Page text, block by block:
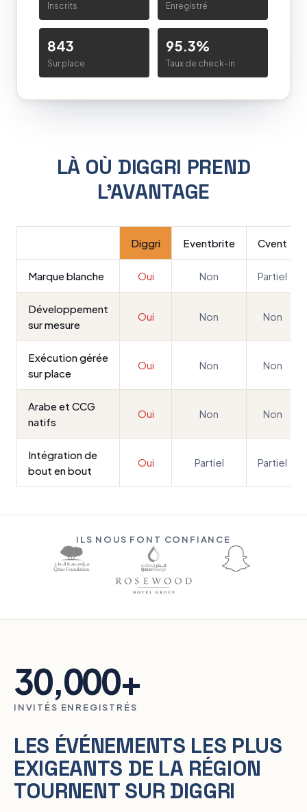
Inscrits Enregistré
843
Sur place
95.3%
Taux de check-in
LÀ OÙ DIGGRI PREND
L'AVANTAGE
Diggri Eventbrite Cvent
Marque blanche Oui Non Partiel
Développement
sur mesure
Oui Non Non
Exécution gérée
sur place
Oui Non Non
Arabe et CCG
natifs
Oui Non Non
Intégration de
bout en bout
Oui Partiel Partiel
ILS NOUS FONT CONFIANCE
30,000+
INVITÉS ENREGISTRÉS
LES ÉVÉNEMENTS LES PLUS
EXIGEANTS DE LA RÉGION
TOURNENT SUR DIGGRI